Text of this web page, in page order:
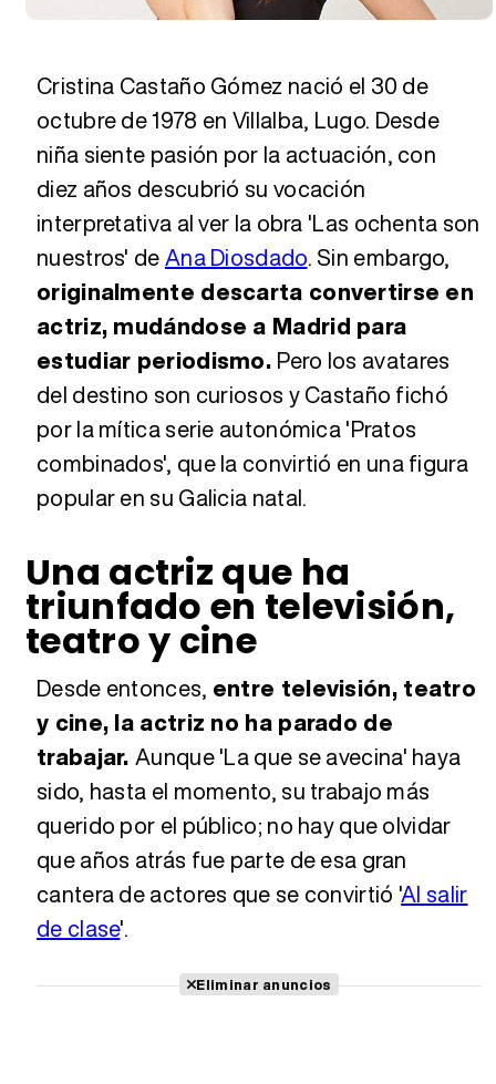
Cristina Castaño Gómez nació el 30 de
octubre de 1978 en Villalba, Lugo. Desde
niña siente pasión por la actuación, con
diez años descubrió su vocación
interpretativa al ver la obra 'Las ochenta son
nuestros' deAna Diosdado. Sin embargo,
originalmente descarta convertirse en
actriz, mudándose a Madrid para
estudiar periodismo. Pero los avatares
del destino son curiosos y Castaño fichó
por la mítica serie autonómica 'Pratos
combinados', que la convirtió en una figura
popular en su Galicia natal.
Una actriz que ha
triunfado en televisión,
teatro y cine
Desde entonces, entre televisión, teatro
y cine, la actriz no ha parado de
trabajar.Aunque 'La que se avecina' haya
sido, hasta el momento, su trabajo más
querido por el público; no hay que olvidar
que años atrás fue parte de esa gran
cantera de actores que se convirtió 'Al salir
de clase'.
Eliminar anuncios